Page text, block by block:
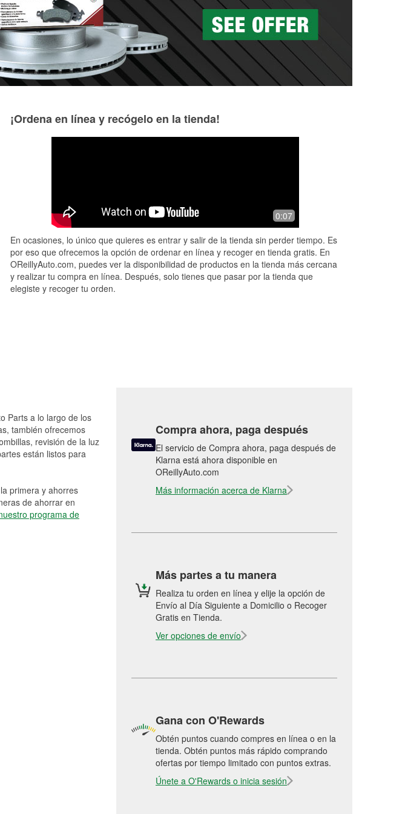
Needed an adapter for my trailer lights
¡Ordena en línea y recógelo en la tienda!
0:07
En ocasiones, lo único que quieres es entrar y salir de la tienda sin perder tiempo. Es
por eso que ofrecemos la opción de ordenar en línea y recoger en tienda gratis. En
OReillyAuto.com, puedes ver la disponibilidad de productos en la tienda más cercana
y realizar tu compra en línea. Después, solo tienes que pasar por la tienda que
elegiste y recoger tu orden.
Parts a lo largo de los
también ofrecemos
revisión de la luz
están listos para
primera y ahorres
de ahorrar en
programa de
Compra ahora, paga después
El servicio de Compra ahora, paga después de
Klarna está ahora disponible en
OReillyAuto.com
Más información acerca de Klarna
Más partes a tu manera
Realiza tu orden en línea y elije la opción de
Envío al Día Siguiente a Domicilio o Recoger
Gratis en Tienda.
Ver opciones de envío
Gana con O'Rewards
Obtén puntos cuando compres en línea o en la
tienda. Obtén puntos más rápido comprando
ofertas por tiempo limitado con puntos extras.
Únete a O'Rewards o inicia sesión